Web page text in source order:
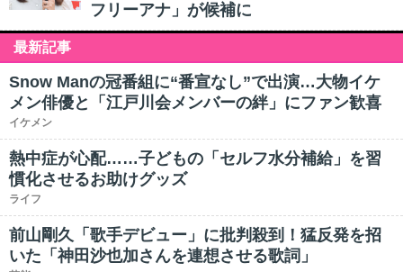
フリーアナ」が候補に
最新記事
Snow Manの冠番組に“番宣なし”で出演…大物イケ
メン俳優と「江戸川会メンバーの絆」にファン歓喜
イケメン
熱中症が心配……子どもの「セルフ水分補給」を習
慣化させるお助けグッズ
ライフ
前山剛久「歌手デビュー」に批判殺到！猛反発を招
いた「神田沙也加さんを連想させる歌詞」